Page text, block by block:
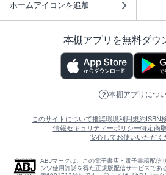
ホームアイコンを追加
本棚アプリを無料ダウ
本棚アプリにつ
このサイトについて推奨環境利用規約ISBN
情報セキュリティーポリシー特定商
安心してお使いいただく
ABJマークは、この電子書店・電子書籍配信
ンツ使用許諾を得た正規版配信サービスであ